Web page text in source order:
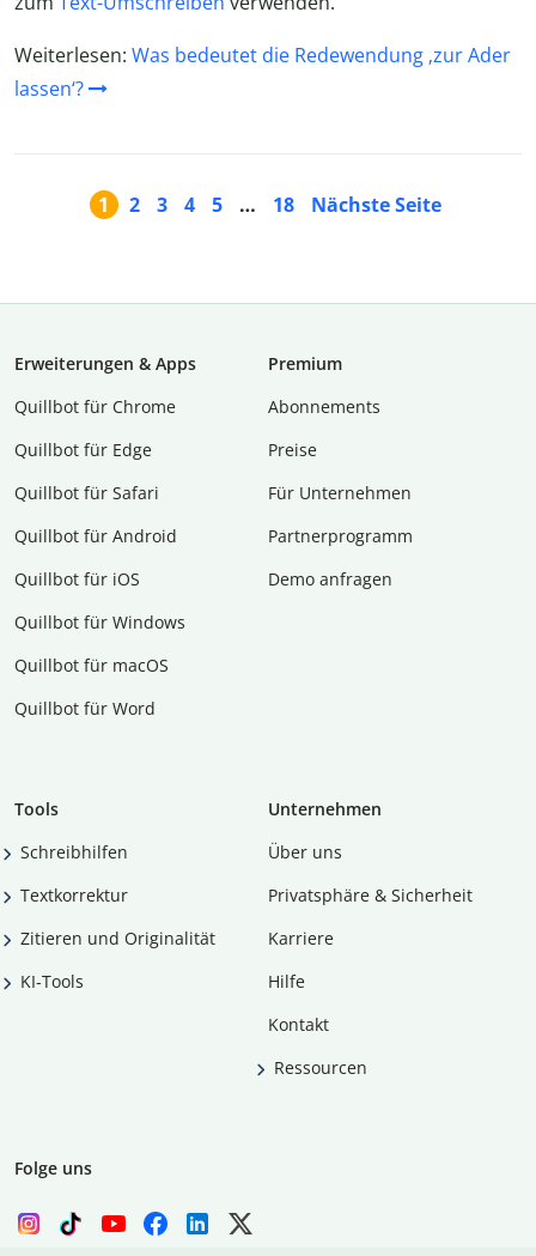
Weiterlesen: Was bedeutet die Redewendung ‚zur Ader
lassen‘?
1 2 3 4 5 … 18 Nächste Seite
Erweiterungen & Apps
Quillbot für Chrome
Quillbot für Edge
Quillbot für Safari
Quillbot für Android
Quillbot für iOS
Quillbot für Windows
Quillbot für macOS
Quillbot für Word
Premium
Abon­ne­ments
Preise
Für Unternehmen
Partnerprogramm
Demo anfragen
Tools
Schreibhilfen
Textkorrektur
Zitieren und Originalität
KI-Tools
Unternehmen
Über uns
Privatsphäre & Sicherheit
Karriere
Hilfe
Kontakt
Ressourcen
Folge uns